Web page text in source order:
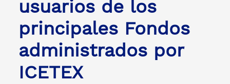
usuarios de los
principales Fondos
administrados por
ICETEX